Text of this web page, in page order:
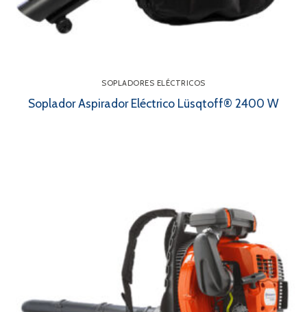
SOPLADORES ELÉCTRICOS
Soplador Aspirador Eléctrico Lüsqtoff® 2400 W